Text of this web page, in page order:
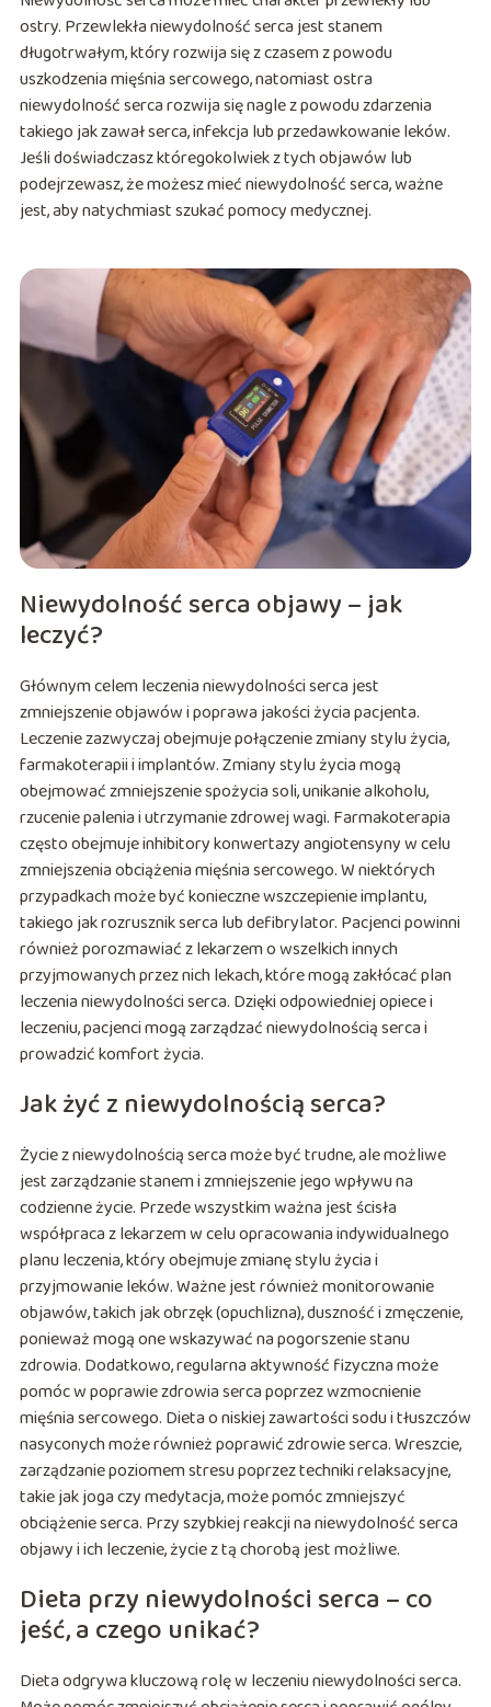
ostry. Przewlekła niewydolność serca jest stanem
długotrwałym, który rozwija się z czasem z powodu
uszkodzenia mięśnia sercowego, natomiast ostra
niewydolność serca rozwija się nagle z powodu zdarzenia
takiego jak zawał serca, infekcja lub przedawkowanie leków.
Jeśli doświadczasz któregokolwiek z tych objawów lub
podejrzewasz, że możesz mieć niewydolność serca, ważne
jest, aby natychmiast szukać pomocy medycznej.
Niewydolność serca objawy – jak
leczyć?
Głównym celem leczenia niewydolności serca jest
zmniejszenie objawów i poprawa jakości życia pacjenta.
Leczenie zazwyczaj obejmuje połączenie zmiany stylu życia,
farmakoterapii i implantów. Zmiany stylu życia mogą
obejmować zmniejszenie spożycia soli, unikanie alkoholu,
rzucenie palenia i utrzymanie zdrowej wagi. Farmakoterapia
często obejmuje inhibitory konwertazy angiotensyny w celu
zmniejszenia obciążenia mięśnia sercowego. W niektórych
przypadkach może być konieczne wszczepienie implantu,
takiego jak rozrusznik serca lub defibrylator. Pacjenci powinni
również porozmawiać z lekarzem o wszelkich innych
przyjmowanych przez nich lekach, które mogą zakłócać plan
leczenia niewydolności serca. Dzięki odpowiedniej opiece i
leczeniu, pacjenci mogą zarządzać niewydolnością serca i
prowadzić komfort życia.
Jak żyć z niewydolnością serca?
Życie z niewydolnością serca może być trudne, ale możliwe
jest zarządzanie stanem i zmniejszenie jego wpływu na
codzienne życie. Przede wszystkim ważna jest ścisła
współpraca z lekarzem w celu opracowania indywidualnego
planu leczenia, który obejmuje zmianę stylu życia i
przyjmowanie leków. Ważne jest również monitorowanie
objawów, takich jak obrzęk (opuchlizna), duszność i zmęczenie,
ponieważ mogą one wskazywać na pogorszenie stanu
zdrowia. Dodatkowo, regularna aktywność fizyczna może
pomóc w poprawie zdrowia serca poprzez wzmocnienie
mięśnia sercowego. Dieta o niskiej zawartości sodu i tłuszczów
nasyconych może również poprawić zdrowie serca. Wreszcie,
zarządzanie poziomem stresu poprzez techniki relaksacyjne,
takie jak joga czy medytacja, może pomóc zmniejszyć
obciążenie serca. Przy szybkiej reakcji na niewydolność serca
objawy i ich leczenie, życie z tą chorobą jest możliwe.
Dieta przy niewydolności serca – co
jeść, a czego unikać?
Dieta odgrywa kluczową rolę w leczeniu niewydolności serca.